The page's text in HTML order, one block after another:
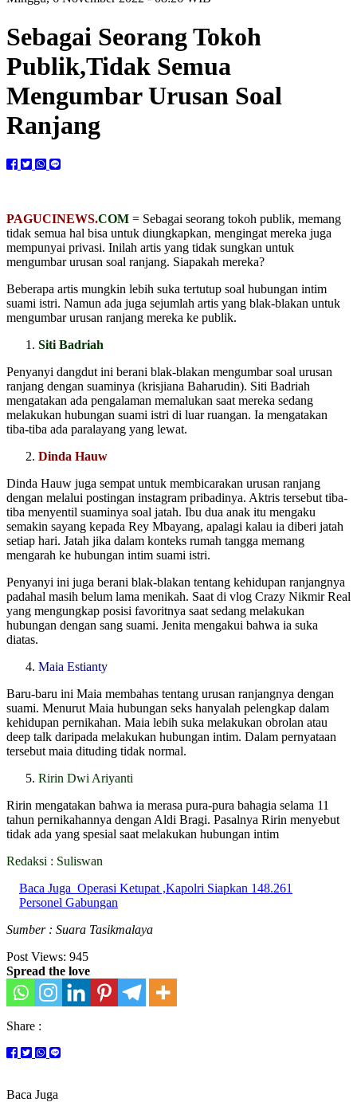
Sebagai Seorang Tokoh
Publik,Tidak Semua
Mengumbar Urusan Soal
Ranjang
PAGUCINEWS.COM = Sebagai seorang tokoh publik, memang
tidak semua hal bisa untuk diungkapkan, mengingat mereka juga
mempunyai privasi. Inilah artis yang tidak sungkan untuk
mengumbar urusan soal ranjang. Siapakah mereka?
Beberapa artis mungkin lebih suka tertutup soal hubungan intim
suami istri. Namun ada juga sejumlah artis yang blak-blakan untuk
mengumbar urusan ranjang mereka ke publik.
Siti Badriah
Penyanyi dangdut ini berani blak-blakan mengumbar soal urusan
ranjang dengan suaminya (krisjiana Baharudin). Siti Badriah
mengatakan ada pengalaman memalukan saat mereka sedang
melakukan hubungan suami istri di luar ruangan. Ia mengatakan
tiba-tiba ada paralayang yang lewat.
Dinda Hauw
Dinda Hauw juga sempat untuk membicarakan urusan ranjang
dengan melalui postingan instagram pribadinya. Aktris tersebut tiba-
tiba menyentil suaminya soal jatah. Ibu dua anak itu mengaku
semakin sayang kepada Rey Mbayang, apalagi kalau ia diberi jatah
setiap hari. Jatah jika dalam konteks rumah tangga memang
mengarah ke hubungan intim suami istri.
Penyanyi ini juga berani blak-blakan tentang kehidupan ranjangnya
padahal masih belum lama menikah. Saat di vlog Crazy Nikmir Real
yang mengungkap posisi favoritnya saat sedang melakukan
hubungan dengan sang suami. Jenita mengakui bahwa ia suka
diatas.
Maia Estianty
Baru-baru ini Maia membahas tentang urusan ranjangnya dengan
suami. Menurut Maia hubungan seks hanyalah pelengkap dalam
kehidupan pernikahan. Maia lebih suka melakukan obrolan atau
deep talk daripada melakukan hubungan intim. Dalam pernyataan
tersebut maia dituding tidak normal.
Ririn Dwi Ariyanti
Ririn mengatakan bahwa ia merasa pura-pura bahagia selama 11
tahun pernikahannya dengan Aldi Bragi. Pasalnya Ririn menyebut
tidak ada yang spesial saat melakukan hubungan intim
Redaksi : Suliswan
Baca Juga Operasi Ketupat ,Kapolri Siapkan 148.261
Personel Gabungan
Sumber : Suara Tasikmalaya
Post Views: 945
Spread the love
Share :
Baca Juga